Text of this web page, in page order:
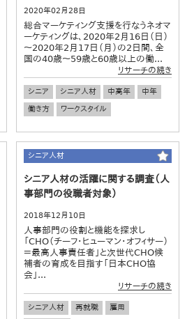
2020年02月28日
総合マーケティング支援を行なうネオマ
ーケティングは、2020年2月16日（日）
～2020年2月17日（月）の2日間、全
国の40歳～59歳と60歳以上の働...
リサーチの続き
シニア シニア人材 中高年
中年
働き方
ワークスタイル
シニア人材
シニア人材の活躍に関する調査（人
事部門の役職者対象）
2018年12月10日
人事部門の役割と機能を探求し
「CHO（チーフ･ヒューマン･オフィサー）
＝最高人事責任者」と次世代CHO候
補者の育成を目指す「日本CHO協
会」...
リサーチの続き
シニア人材 再就職
雇用